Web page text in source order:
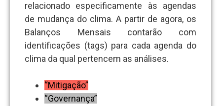
relacionado especificamente às agendas
de mudança do clima. A partir de agora, os
Balanços Mensais contarão com
identificações (tags) para cada agenda do
clima da qual pertencem as análises.
“Mitigação”
“Governança”